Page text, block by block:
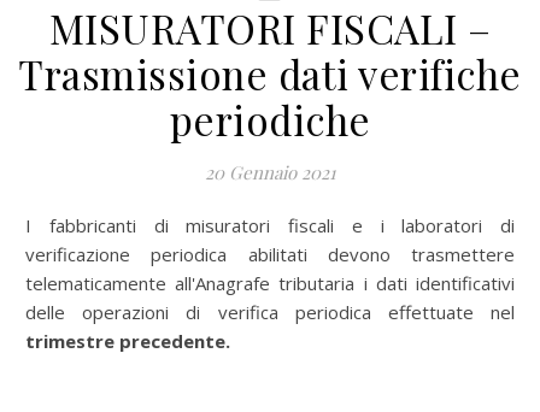
MISURATORI FISCALI –
Trasmissione dati verifiche
periodiche
20 Gennaio 2021
I fabbricanti di misuratori fiscali e i laboratori di
verificazione periodica abilitati devono trasmettere
telematicamente all'Anagrafe tributaria i dati identificativi
delle operazioni di verifica periodica effettuate nel
trimestre precedente.